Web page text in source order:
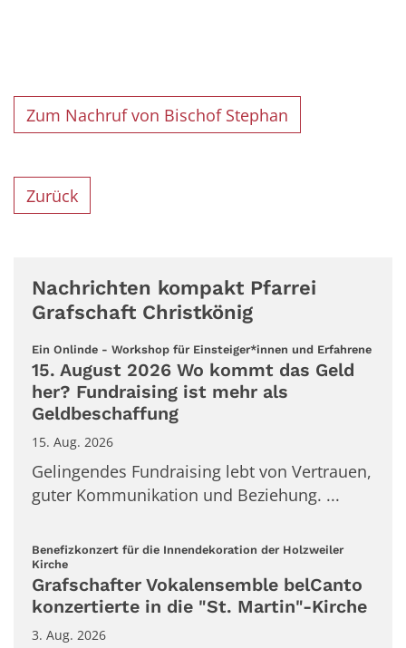
Zum Nachruf von Bischof Stephan
Zurück
Nachrichten kompakt Pfarrei
Grafschaft Christkönig
Ein Onlinde - Workshop für Einsteiger*innen und Erfahrene:
15. August 2026 Wo kommt das Geld
her? Fundraising ist mehr als
Geldbeschaffung
15. Aug. 2026
Gelingendes Fundraising lebt von Vertrauen,
guter Kommunikation und Beziehung. ...
Benefizkonzert für die Innendekoration der Holzweiler
Kirche:
Grafschafter Vokalensemble belCanto
konzertierte in die "St. Martin"-Kirche
3. Aug. 2026